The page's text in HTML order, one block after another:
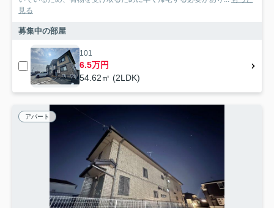
見る
募集中の部屋
101
6.5万円
54.62㎡ (2LDK)
アパート